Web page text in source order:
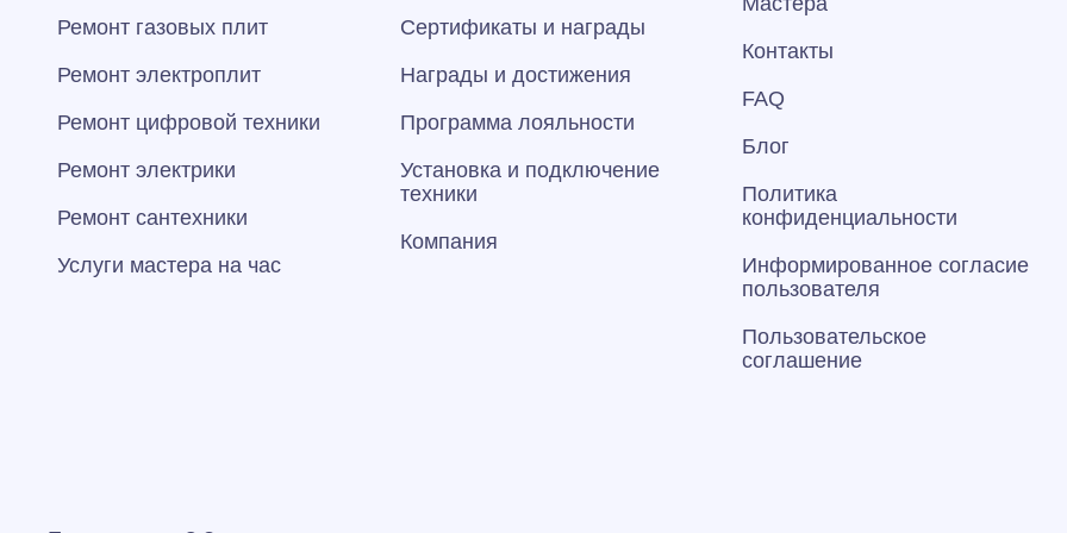
Ремонт газовых плит
Ремонт электроплит
Ремонт цифровой техники
Ремонт электрики
Ремонт сантехники
Услуги мастера на час
Сертификаты и награды
Награды и достижения
Программа лояльности
Установка и подключение
техники
Компания
Контакты
FAQ
Блог
Политика
конфиденциальности
Информированное согласие
пользователя
Пользовательское
соглашение